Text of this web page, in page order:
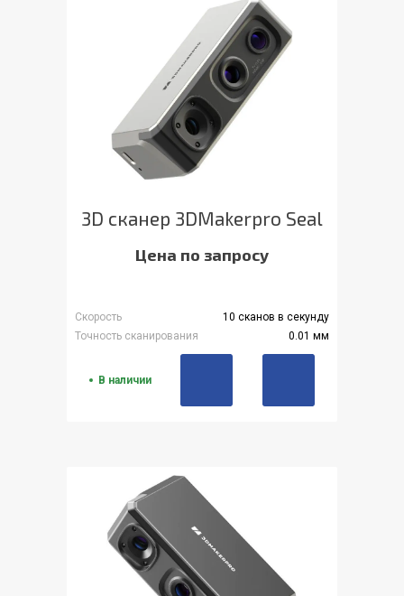
3D сканер 3DMakerpro Seal
Цена по запросу
Скорость
10 сканов в секунду
Точность сканирования
0.01 мм
В наличии